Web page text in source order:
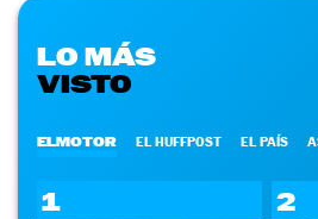
LO MÁS
VISTO
ELMOTOR EL HUFFPOST EL PAÍS
1 2